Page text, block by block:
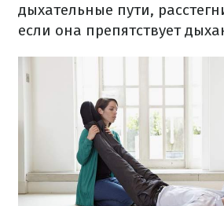
дыхательные пути,
если она препятствует